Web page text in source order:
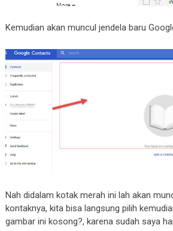
Kemudian akan muncul jendela baru
Nah didalam kotak merah ini lah akan
kontaknya, kita bisa langsung pilih
gambar ini kosong?, karena sudah saya